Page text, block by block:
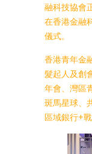
融科技協會
在香港金融
儀式。
香港青年金
髮起人及創
年會、灣區
斑馬星球、
區域銀行+